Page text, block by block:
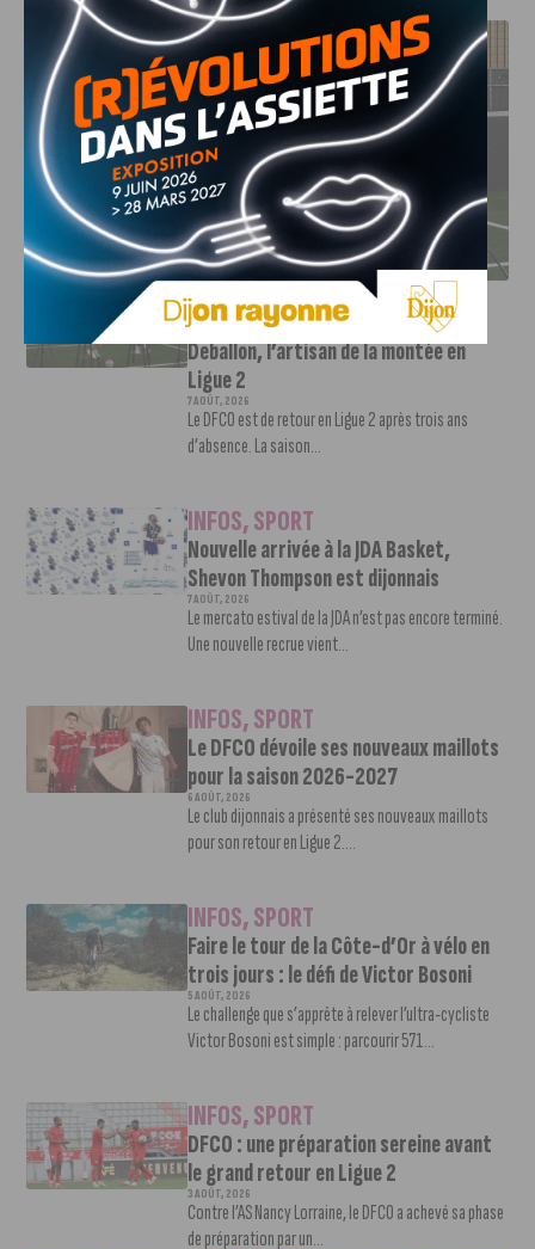
J'AIME LE DFCO
DFCO : RENCONTRE AVEC PIERRE-HENRI DEBALLON,
L’ARTISAN DE LA MONTÉE EN LIGUE 2
INFOS,SPORT
DFCO : Rencontre avec Pierre-Henri
Deballon, l’artisan de la montée en
Ligue 2
7 AOÛT, 2026
Le DFCO est de retour en Ligue 2 après trois ans
d’absence. La saison...
INFOS,SPORT
Nouvelle arrivée à la JDA Basket,
Shevon Thompson est dijonnais
7 AOÛT, 2026
Le mercato estival de la JDA n’est pas encore terminé.
Une nouvelle recrue vient...
INFOS,SPORT
Le DFCO dévoile ses nouveaux maillots
pour la saison 2026-2027
6 AOÛT, 2026
Le club dijonnais a présenté ses nouveaux maillots
pour son retour en Ligue 2....
INFOS,SPORT
Faire le tour de la Côte-d’Or à vélo en
trois jours : le défi de Victor Bosoni
5 AOÛT, 2026
Le challenge que s’apprête à relever l’ultra-cycliste
Victor Bosoni est simple : parcourir 571...
INFOS,SPORT
DFCO : une préparation sereine avant
le grand retour en Ligue 2
3 AOÛT, 2026
Contre l’AS Nancy Lorraine, le DFCO a achevé sa phase
de préparation par un...